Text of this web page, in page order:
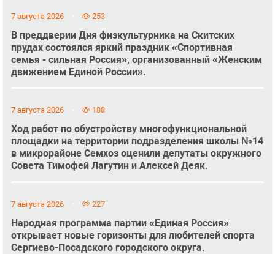
7 августа 2026 253
В преддверии Дня физкультурника на Скитских
прудах состоялся яркий праздник «Спортивная
семья - сильная Россия», организованный «Женским
движением Единой России».
7 августа 2026 188
Ход работ по обустройству многофункциональной
площадки на территории подразделения школы №14
в микрорайоне Семхоз оценили депутаты окружного
Совета Тимофей Лагутин и Алексей Деяк.
7 августа 2026 227
Народная программа партии «Единая Россия»
открывает новые горизонты для любителей спорта
Сергиево-Посадского городского округа.